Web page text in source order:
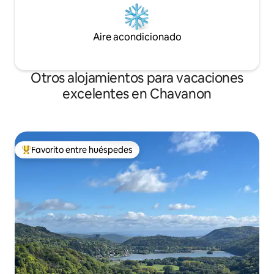
Aire acondicionado
Otros alojamientos para vacaciones
excelentes en Chavanon
Favorito entre los huéspedes más destacados
Favorito entre huéspedes